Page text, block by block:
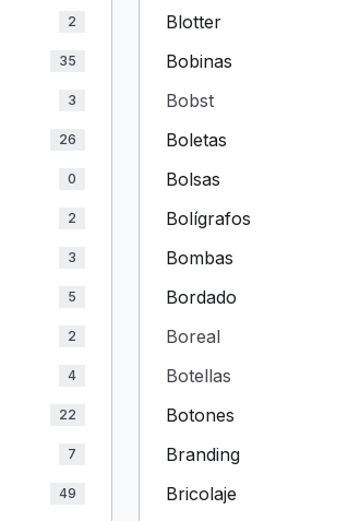
2
35
3
26
0
2
3
5
2
4
22
7
49
Blotter
Bobinas
Bobst
Boletas
Bolsas
Bolígrafos
Bombas
Bordado
Boreal
Botellas
Botones
Branding
Bricolaje